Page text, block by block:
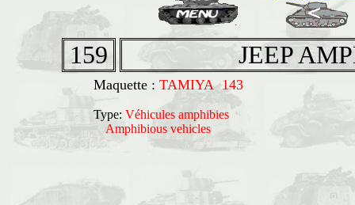
159 JEEP
Maquette : TAMIYA 143
Type: Véhicules amphibies
Amphibious vehicles